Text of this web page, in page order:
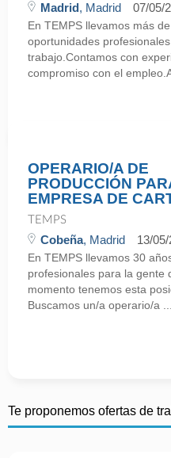
Madrid, Madrid 07/05/
En TEMPS llevamos más
oportunidades
trabajo.Contamos con
compromiso con el
OPERARIO/A DE
PRODUCCIÓN
EMPRESA DE
TEMPS
Cobeña, Madrid 13/
En TEMPS llevamos 30
profesionales para la gente
momento tenemos esta
Buscamos un/a operario/a ...
Te proponemos ofertas de